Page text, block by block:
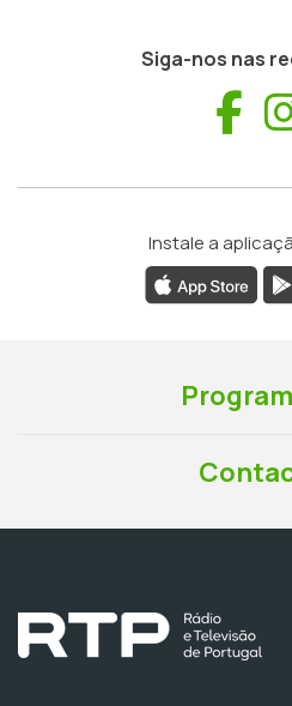
Siga-nos nas
Instale a